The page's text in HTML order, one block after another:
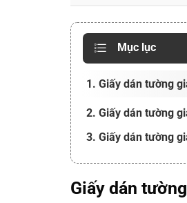
Mục lục
1. Giấy dán tường
2. Giấy dán tường
3. Giấy dán tường
Giấy dán